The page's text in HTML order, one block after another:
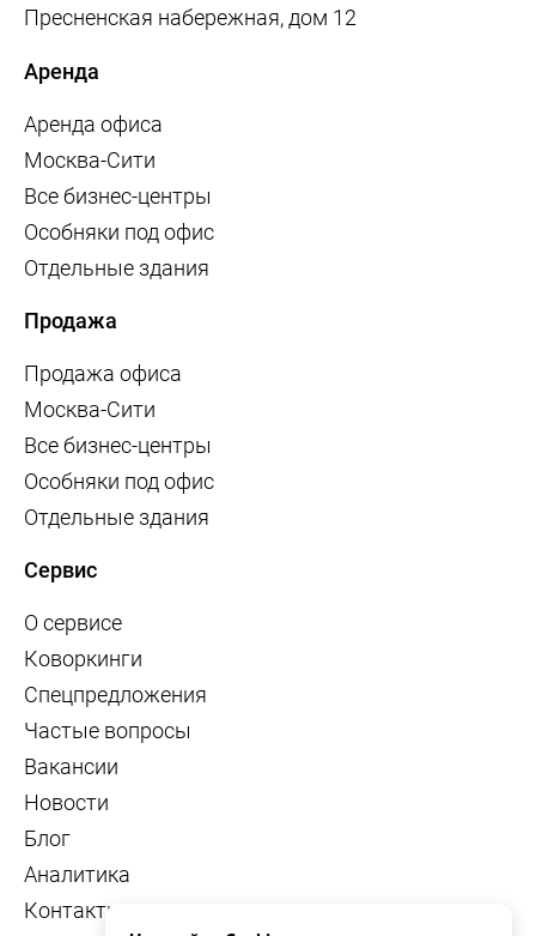
Пресненская набережная, дом 12
Аренда
Аренда офиса
Москва-Сити
Все бизнес-центры
Особняки под офис
Отдельные здания
Продажа
Продажа офиса
Москва-Сити
Все бизнес-центры
Особняки под офис
Отдельные здания
Сервис
О сервисе
Коворкинги
Спецпредложения
Частые вопросы
Вакансии
Новости
Блог
Аналитика
Контакты